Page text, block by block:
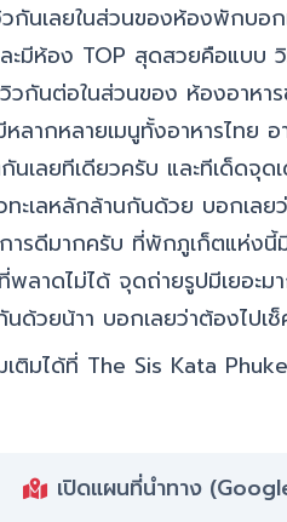
นเลยในส่วนของห้องพักบอ
มีห้อง TOP สุดสวยคือแบบ
วกันต่อในส่วนของ ห้องอาห
ากหลายเมนูทั้งอาหารไทย
นเลยทีเดียวครับ และทีเด็ด
ะเลหลักล้านกันด้วย บอกเลย
ารดีมากครับ ที่พักภูเก็ตแห่งนี้
พลาดไม่ได้ จุดถ่ายรูปมีเยอ
ด้วยน้าา บอกเลยว่าต้องไปเ
ติมได้ที่ The Sis Kata
เปิดแผนที่นำทาง